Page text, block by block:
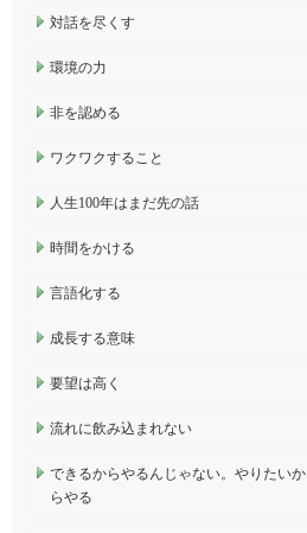
対話を尽くす
環境の力
非を認める
ワクワクすること
人生100年はまだ先の話
時間をかける
言語化する
成長する意味
要望は高く
流れに飲み込まれない
できるからやるんじゃない。やりたいか
らやる